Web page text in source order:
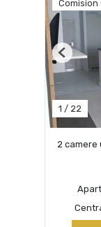
Comision
1 / 22
Previous
2 camere